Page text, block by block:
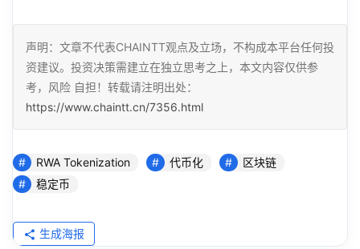
声明：文章不代表CHAINTT观点及立场，不构成本平台任何投
资建议。投资决策需建立在独立思考之上，本文内容仅供参
考，风险 自担！转载请注明出处：
https://www.chaintt.cn/7356.html
RWA Tokenization 代币化
区块链
稳定币
生成海报